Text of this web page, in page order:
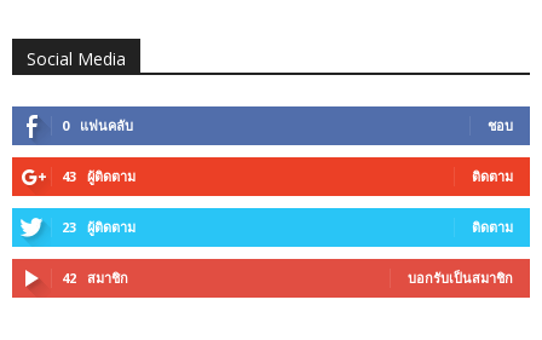
Social Media
0 แฟนคลับ ชอบ
43 ผู้ติดตาม ติดตาม
23 ผู้ติดตาม ติดตาม
42 สมาชิก บอกรับเป็นสมาชิก